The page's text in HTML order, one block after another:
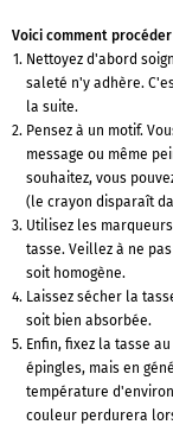
Voici comment
Nettoyez d'abord
saleté n'y adhère.
la suite.
Pensez à un motif.
message ou même
souhaitez, vous
(le crayon disparaît
Utilisez les
tasse. Veillez à ne
soit homogène.
Laissez sécher la
soit bien absorbée.
Enfin, fixez la tasse
épingles, mais en
température d'environ
couleur perdurera